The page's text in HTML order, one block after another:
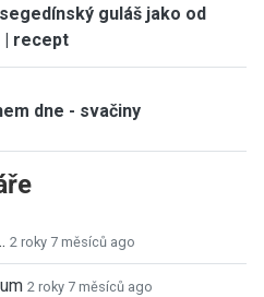
guláš jako od
| recept
dne - svačiny
2 roky 7 měsíců ago
2 roky 7 měsíců ago